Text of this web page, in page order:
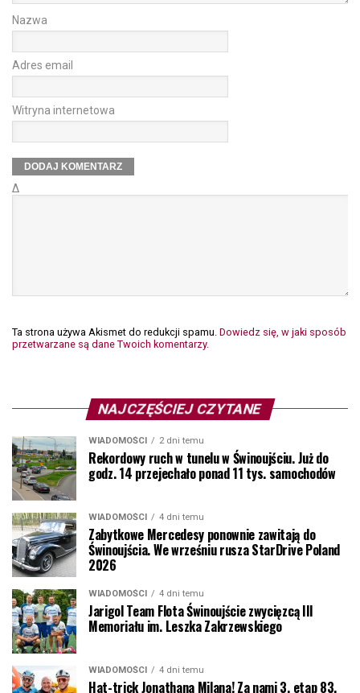
Nazwa
Adres email
Witryna internetowa
Δ
Ta strona używa Akismet do redukcji spamu. Dowiedz się, w jaki sposób
przetwarzane są dane Twoich komentarzy.
NAJCZĘŚCIEJ CZYTANE
WIADOMOŚCI 2 dni temu
Rekordowy ruch w tunelu w Świnoujściu. Już do
godz. 14 przejechało ponad 11 tys. samochodów
WIADOMOŚCI 4 dni temu
Zabytkowe Mercedesy ponownie zawitają do
Świnoujścia. We wrześniu rusza StarDrive Poland
2026
WIADOMOŚCI 4 dni temu
Jarigol Team Flota Świnoujście zwycięzcą III
Memoriału im. Leszka Zakrzewskiego
WIADOMOŚCI 4 dni temu
Hat-trick Jonathana Milana! Za nami 3. etap 83.